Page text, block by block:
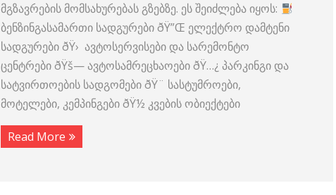
მგზავრების მომსახურებას გზებზე. ეს შეიძლება იყოს:
ბენზინგასამართი სადგურები ðŸ”Œ ელექტრო დამტენი
სადგურები ðŸ› ავტოსერვისები და სარემონტო
ცენტრები ðŸš— ავტოსამრეცხაოები ðŸ…¿ პარკინგი და
სატვირთოების სადგომები ðŸ¨ სასტუმროები,
მოტელები, კემპინგები ðŸ½ კვების ობიექტები
Read More